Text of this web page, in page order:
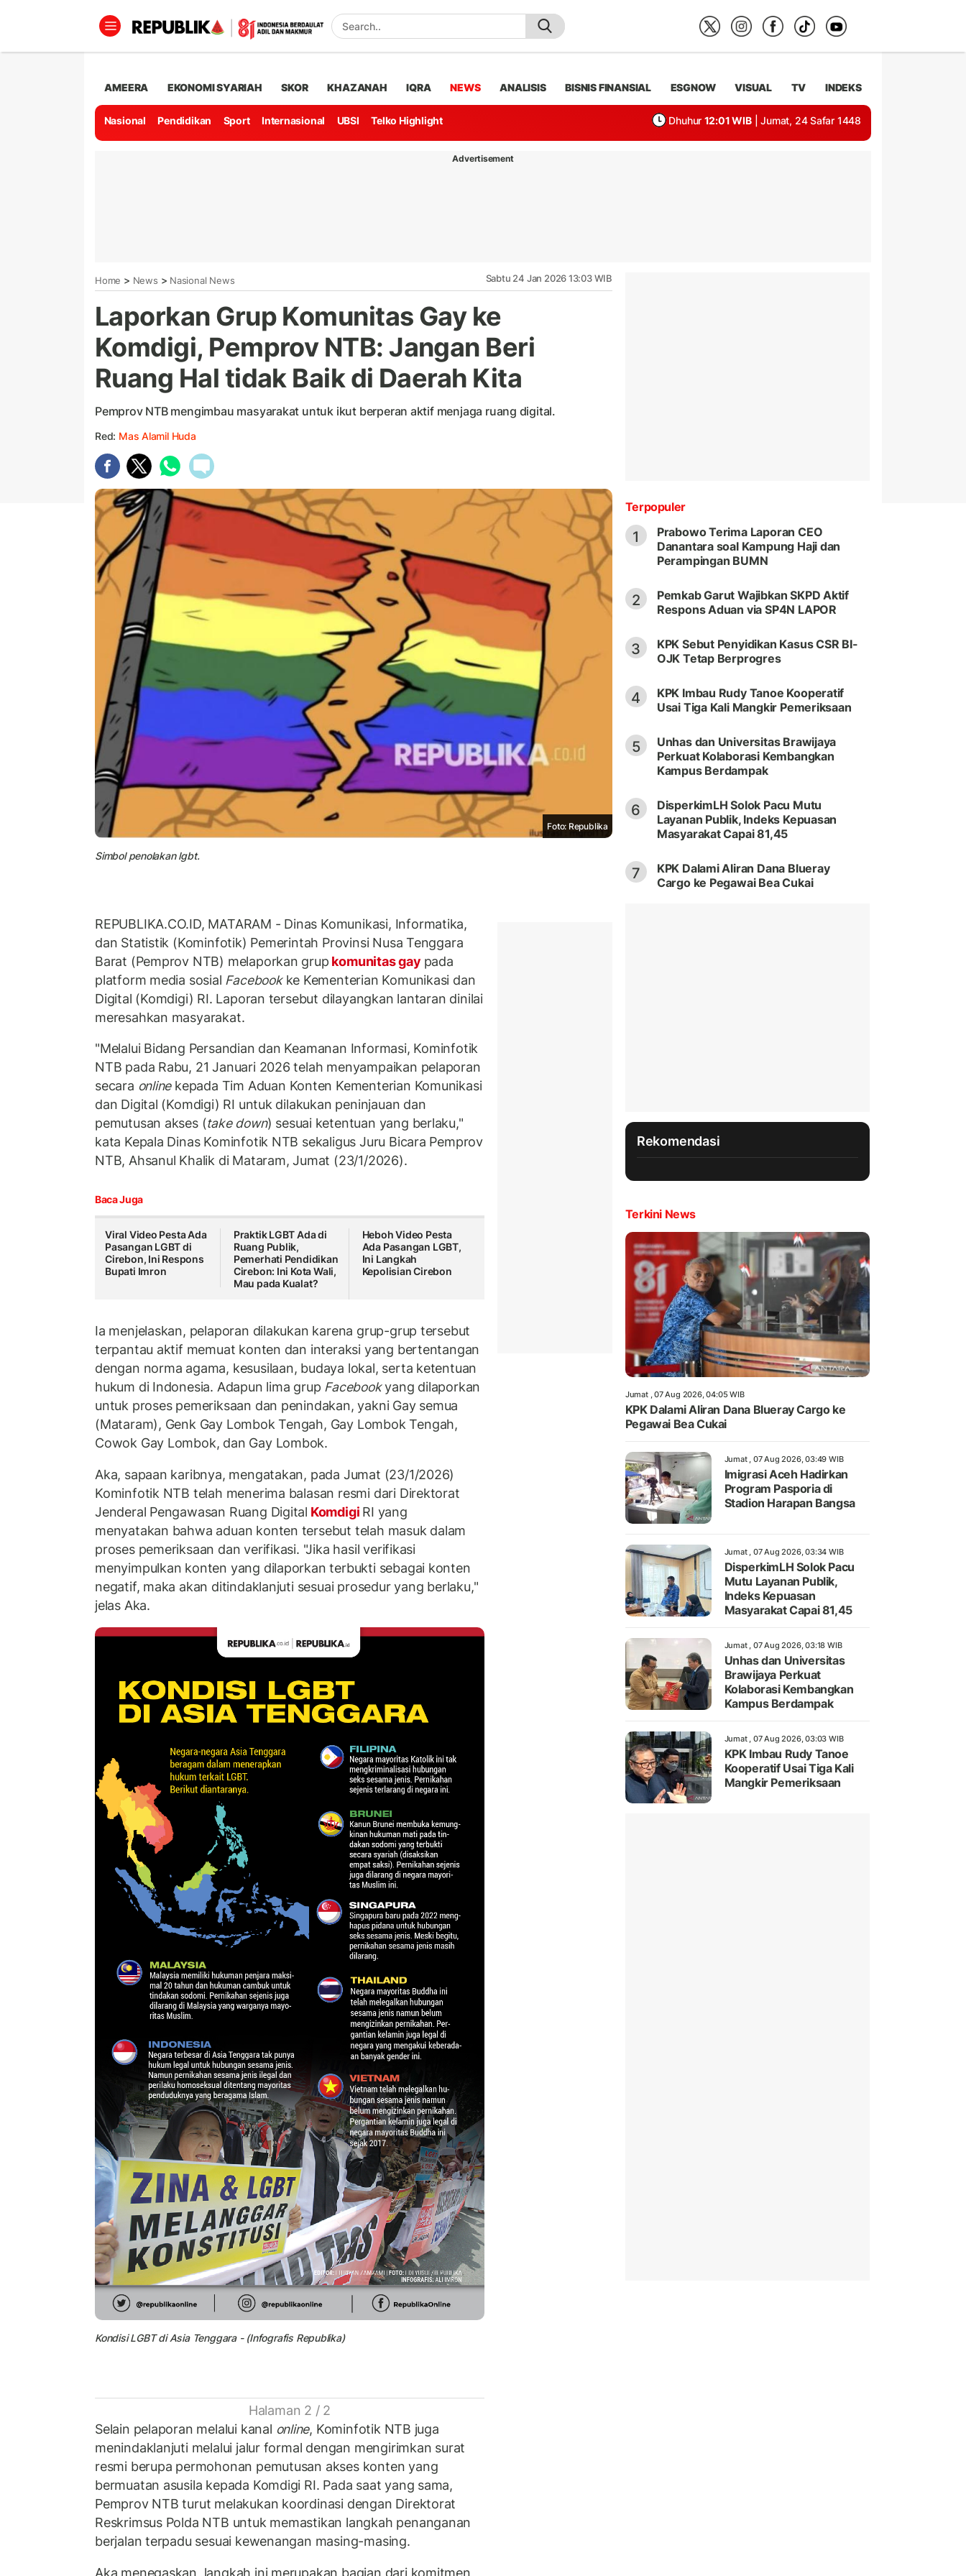
AMEERA EKONOMI SYARIAH SKOR KHAZANAH IQRA NEWS ANALISIS BISNIS FINANSIAL ESGNOW VISUAL TV INDEKS
Nasional Pendidikan Sport Internasional UBSI Telko Highlight Dhuhur 12:01 WIB | Jumat, 24 Safar 1448
Advertisement
Home > News > Nasional News Sabtu 24 Jan 2026 13:03 WIB
Laporkan Grup Komunitas Gay ke
Komdigi, Pemprov NTB: Jangan Beri
Ruang Hal tidak Baik di Daerah Kita
Pemprov NTB mengimbau masyarakat untuk ikut berperan aktif menjaga ruang digital.
Red: Mas Alamil Huda
Foto: Republika
Simbol penolakan lgbt.
REPUBLIKA.CO.ID, MATARAM - Dinas Komunikasi, Informatika,
dan Statistik (Kominfotik) Pemerintah Provinsi Nusa Tenggara
Barat (Pemprov NTB) melaporkan grup komunitas gay pada
platform media sosial Facebookke Kementerian Komunikasi dan
Digital (Komdigi) RI. Laporan tersebut dilayangkan lantaran dinilai
meresahkan masyarakat.
"Melalui Bidang Persandian dan Keamanan Informasi, Kominfotik
NTB pada Rabu, 21 Januari 2026 telah menyampaikan pelaporan
secara onlinekepada Tim Aduan Konten Kementerian Komunikasi
dan Digital (Komdigi) RI untuk dilakukan peninjauan dan
pemutusan akses (take down) sesuai ketentuan yang berlaku,"
kata Kepala Dinas Kominfotik NTB sekaligus Juru Bicara Pemprov
NTB, Ahsanul Khalik di Mataram, Jumat (23/1/2026).
Baca Juga
Viral Video Pesta Ada
Pasangan LGBT di
Cirebon, Ini Respons
Bupati Imron
Praktik LGBT Ada di
Ruang Publik,
Pemerhati Pendidikan
Cirebon: Ini Kota Wali,
Mau pada Kualat?
Heboh Video Pesta
Ada Pasangan LGBT,
Ini Langkah
Kepolisian Cirebon
Ia menjelaskan, pelaporan dilakukan karena grup-grup tersebut
terpantau aktif memuat konten dan interaksi yang bertentangan
dengan norma agama, kesusilaan, budaya lokal, serta ketentuan
hukum di Indonesia. Adapun lima grup Facebookyang dilaporkan
untuk proses pemeriksaan dan penindakan, yakni Gay semua
(Mataram), Genk Gay Lombok Tengah, Gay Lombok Tengah,
Cowok Gay Lombok, dan Gay Lombok.
Aka, sapaan karibnya, mengatakan, pada Jumat (23/1/2026)
Kominfotik NTB telah menerima balasan resmi dari Direktorat
Jenderal Pengawasan Ruang Digital Komdigi RI yang
menyatakan bahwa aduan konten tersebut telah masuk dalam
proses pemeriksaan dan verifikasi. "Jika hasil verifikasi
menyimpulkan konten yang dilaporkan terbukti sebagai konten
negatif, maka akan ditindaklanjuti sesuai prosedur yang berlaku,"
jelas Aka.
Kondisi LGBT di Asia Tenggara - (Infografis Republika)
Halaman 2 / 2
Selain pelaporan melalui kanal online, Kominfotik NTB juga
menindaklanjuti melalui jalur formal dengan mengirimkan surat
resmi berupa permohonan pemutusan akses konten yang
bermuatan asusila kepada Komdigi RI. Pada saat yang sama,
Pemprov NTB turut melakukan koordinasi dengan Direktorat
Reskrimsus Polda NTB untuk memastikan langkah penanganan
berjalan terpadu sesuai kewenangan masing-masing.
Aka menegaskan, langkah ini merupakan bagian dari komitmen
Terpopuler
1
Prabowo Terima Laporan CEO
Danantara soal Kampung Haji dan
Perampingan BUMN
2
Pemkab Garut Wajibkan SKPD Aktif
Respons Aduan via SP4N LAPOR
3
KPK Sebut Penyidikan Kasus CSR BI-
OJK Tetap Berprogres
4
KPK Imbau Rudy Tanoe Kooperatif
Usai Tiga Kali Mangkir Pemeriksaan
5
Unhas dan Universitas Brawijaya
Perkuat Kolaborasi Kembangkan
Kampus Berdampak
6
DisperkimLH Solok Pacu Mutu
Layanan Publik, Indeks Kepuasan
Masyarakat Capai 81,45
7
KPK Dalami Aliran Dana Blueray
Cargo ke Pegawai Bea Cukai
Rekomendasi
Terkini News
Jumat , 07 Aug 2026, 04:05 WIB
KPK Dalami Aliran Dana Blueray Cargo ke
Pegawai Bea Cukai
Jumat , 07 Aug 2026, 03:49 WIB
Imigrasi Aceh Hadirkan
Program Pasporia di
Stadion Harapan Bangsa
Jumat , 07 Aug 2026, 03:34 WIB
DisperkimLH Solok Pacu
Mutu Layanan Publik,
Indeks Kepuasan
Masyarakat Capai 81,45
Jumat , 07 Aug 2026, 03:18 WIB
Unhas dan Universitas
Brawijaya Perkuat
Kolaborasi Kembangkan
Kampus Berdampak
Jumat , 07 Aug 2026, 03:03 WIB
KPK Imbau Rudy Tanoe
Kooperatif Usai Tiga Kali
Mangkir Pemeriksaan